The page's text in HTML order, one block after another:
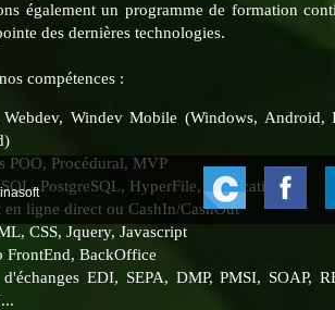
également un programme de formation
des dernières technologies.
compétences :
Webdev, Windev Mobile (Windows, Android,
POO, Procédural, MVP
PostgreSQL, HyperFile, Replication...
en ligne direct ou CashIn/CashOut
CSS, Jquery, Javascript
FrontEnd, BackOffice
d'échanges EDI, SEPA, DMP, PMSI, SOAP,